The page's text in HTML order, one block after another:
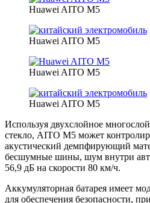
Huawei AITO M5
Huawei AITO M5
Huawei AITO M5
Huawei AITO M5
Используя двухслойное
стекло, AITO M5 может
акустический демпфирующий
бесшумные шины, шум внутри
56,9 дБ на скорости 80 км/ч.
Аккумуляторная батарея имеет
для обеспечения безопасности,